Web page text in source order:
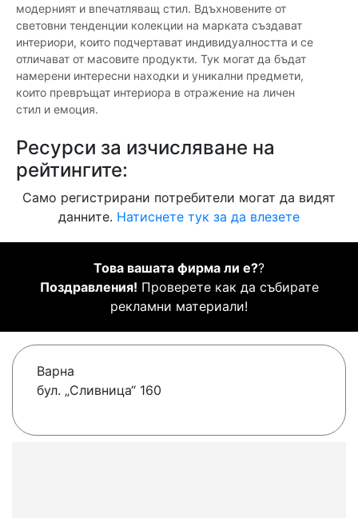
модерният и впечатляващ стил. Вдъхновените от
световни тенденции колекции на марката създават
интериори, които подчертават индивидуалността и се
отличават от масовите продукти. Тук могат да бъдат
намерени интересни находки и уникални предмети,
които превръщат интериора в отражение на личен
стил и емоция.
Ресурси за изчисляване на
рейтингите:
Само регистрирани потребители могат да видят
данните. Натиснете тук за да влезете
Това вашата фирма ли е??
Поздравления! Проверете как да събирате
рекламни материали!
Варна
бул. „Сливница“ 160